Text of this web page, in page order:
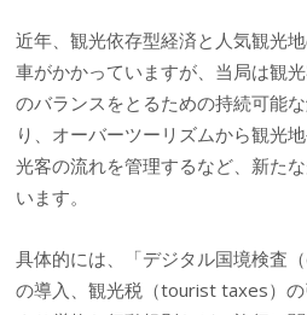
近年、観光依存型経済と人気観光
車がかかっていますが、当局は観
のバランスをとるための持続可能
り、オーバーツーリズムから観光
光客の流れを管理するなど、新た
います。
具体的には、「デジタル国境検査
の導入、観光税（tourist taxes）